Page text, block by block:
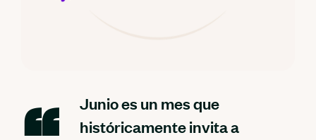
Junio es un mes que
históricamente invita a